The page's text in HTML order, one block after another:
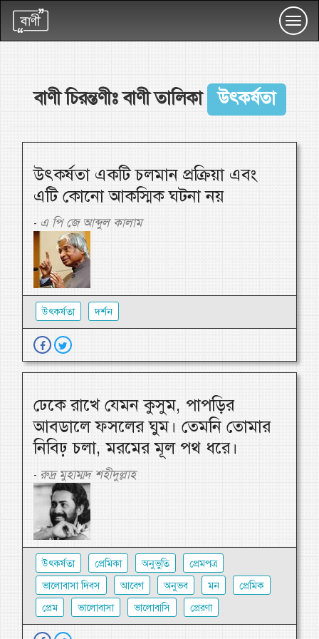
বাণী চিরন্তণীঃ বাণী তালিকা উৎকর্ষতা
উৎকর্ষতা একটি চলমান প্রক্রিয়া এবং
এটি কোনো আকস্মিক ঘটনা নয়
- এ পি জে আব্দুল কালাম
উৎকর্ষতা দর্শন
ঢেকে রাখে যেমন কুসুম, পাপড়ির
আবডালে ফসলের ঘুম। তেমনি তোমার
নিবিঢ় চলা, মরমের মূল পথ ধরে।
- রুদ্র মুহাম্মদ শহীদুল্লাহ
উৎকর্ষতা প্রেমিকা অনুভুতি
প্রেমপত্র
ভালোবাসা দিবস
আবেগ অনুভব মন
প্রেমিক
প্রেম
ভালোবাসা ভালোবাসি প্রেরণা